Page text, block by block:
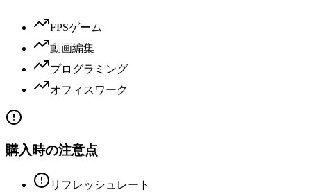
FPSゲーム
動画編集
プログラミング
オフィスワーク
購入時の注意点
リフレッシュレート